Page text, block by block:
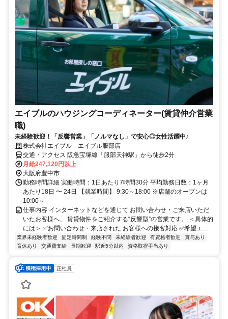
エイブルのハウジングコーディネーター(賃貸仲介営業
職)
未経験歓迎！「反響営業」「ノルマなし」で安心◎女性活躍中♪
株式会社エイブル エイブル服部店
交通・アクセス 阪急宝塚線「服部天神駅」から徒歩2分
月給247,120円以上
大阪府豊中市
勤務時間詳細 実働時間：1日あたり7時間30分 平均勤務日数：1ヶ月
あたり18日 〜 24日 【就業時間】 9:30～18:00 ※店舗のオープンは
10:00～
仕事内容 インターネットなどを通じて お問い合わせ・ご来店いただ
いたお客様へ、 賃貸物件をご紹介する“反響型”の営業です。 ＜具体的
には＞ ✅お問い合わせ・来店された お客様への接客対応 ✅希望エ...
業界未経験者歓迎 固定時間制 経験不問 未経験者歓迎 有資格者歓迎
賞与あり
育休あり
交通費支給 長期歓迎 駅近5分以内 資格取得手当あり
正社員